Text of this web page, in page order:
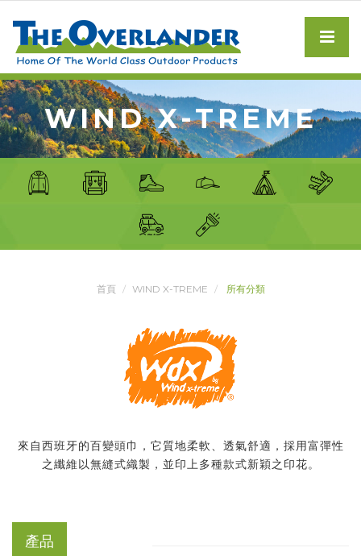
WIND X-TREME
首頁 WIND X-TREME 所有分類
來自西班牙的百變頭巾，它質地柔軟、透氣舒適，採用富彈性
之纖維以無縫式織製，並印上多種款式新穎之印花。
產品